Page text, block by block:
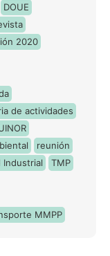
DOUE
2020
de actividades
reunión
Industrial
TMP
MMPP